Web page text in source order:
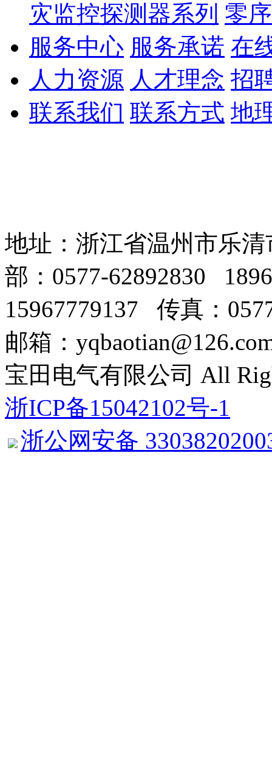
灾监控探测器系列 零
服务中心 服务承诺 在
人力资源 人才理念 招
联系我们 联系方式 地
地址：浙江省温州市乐
部：0577-62892830
15967779137 传真：
邮箱：
宝田电气有限公司 All
浙ICP备15042102号-1
浙公网安备